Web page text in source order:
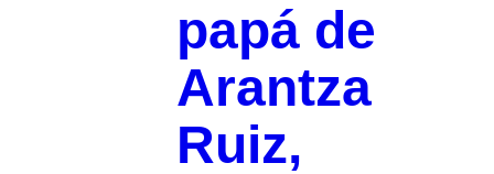
papá de
Arantza
Ruiz,